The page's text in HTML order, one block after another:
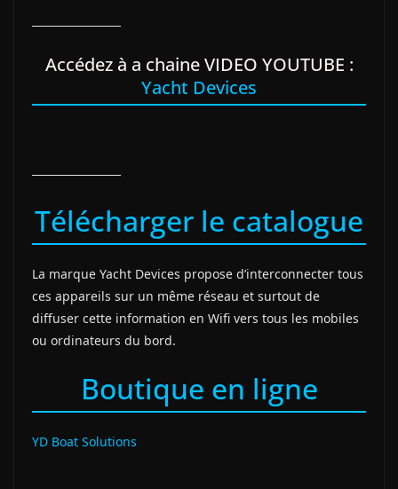
Accédez à a chaine VIDEO YOUTUBE :
Yacht Devices
Télécharger le catalogue
La marque Yacht Devices propose d’interconnecter tous
ces appareils sur un même réseau et surtout de
diffuser cette information en Wifi vers tous les mobiles
ou ordinateurs du bord.
Boutique en ligne
YD Boat Solutions